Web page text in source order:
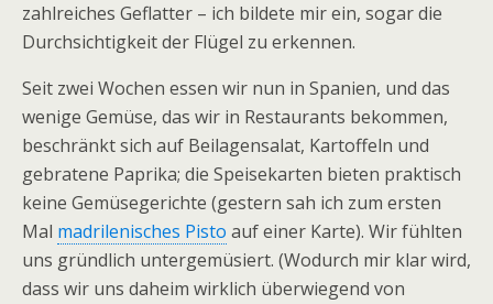
zahlreiches Geflatter – ich bildete mir ein, sogar die
Durchsichtigkeit der Flügel zu erkennen.
Seit zwei Wochen essen wir nun in Spanien, und das
wenige Gemüse, das wir in Restaurants bekommen,
beschränkt sich auf Beilagensalat, Kartoffeln und
gebratene Paprika; die Speisekarten bieten praktisch
keine Gemüsegerichte (gestern sah ich zum ersten
Mal madrilenisches Pisto auf einer Karte). Wir fühlten
uns gründlich untergemüsiert. (Wodurch mir klar wird,
dass wir uns daheim wirklich überwiegend von